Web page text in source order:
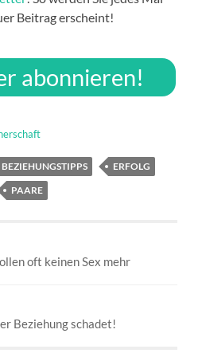
Beitrag erscheint!
abonnieren!
BEZIEHUNGSTIPPS
ERFOLG
PAARE
oft keinen Sex mehr
Beziehung schadet!